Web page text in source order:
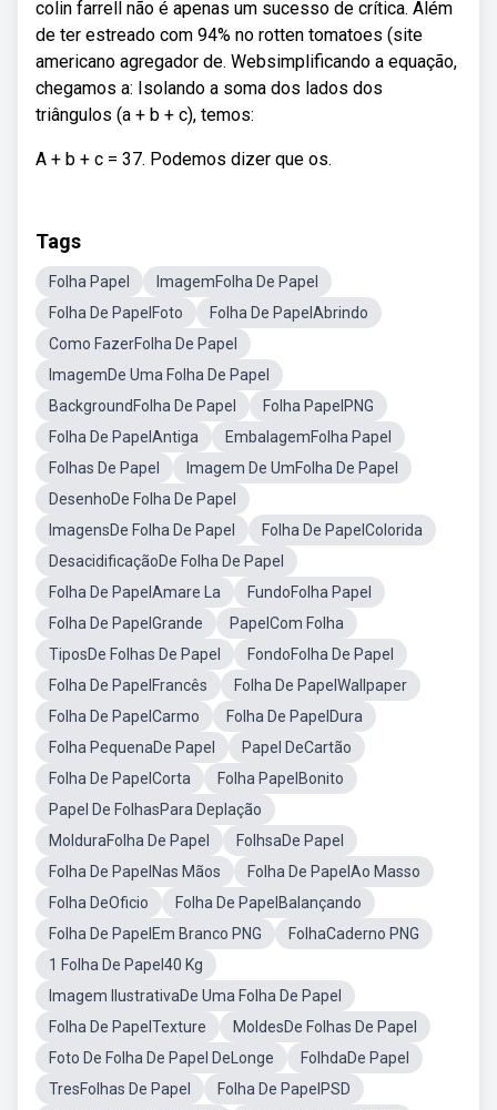
colin farrell não é apenas um sucesso de crítica. Além
de ter estreado com 94% no rotten tomatoes (site
americano agregador de. Websimplificando a equação,
chegamos a: Isolando a soma dos lados dos
triângulos (a + b + c), temos:
A + b + c = 37. Podemos dizer que os.
Tags
Folha Papel
ImagemFolha De Papel
Folha De PapelFoto
Folha De PapelAbrindo
Como FazerFolha De Papel
ImagemDe Uma Folha De Papel
BackgroundFolha De Papel
Folha PapelPNG
Folha De PapelAntiga
EmbalagemFolha Papel
Folhas De Papel
Imagem De UmFolha De Papel
DesenhoDe Folha De Papel
ImagensDe Folha De Papel
Folha De PapelColorida
DesacidificaçãoDe Folha De Papel
Folha De PapelAmare La
FundoFolha Papel
Folha De PapelGrande
PapelCom Folha
TiposDe Folhas De Papel
FondoFolha De Papel
Folha De PapelFrancês
Folha De PapelWallpaper
Folha De PapelCarmo
Folha De PapelDura
Folha PequenaDe Papel
Papel DeCartão
Folha De PapelCorta
Folha PapelBonito
Papel De FolhasPara Deplação
MolduraFolha De Papel
FolhsaDe Papel
Folha De PapelNas Mãos
Folha De PapelAo Masso
Folha DeOficio
Folha De PapelBalançando
Folha De PapelEm Branco PNG
FolhaCaderno PNG
1 Folha De Papel40 Kg
Imagem IlustrativaDe Uma Folha De Papel
Folha De PapelTexture
MoldesDe Folhas De Papel
Foto De Folha De Papel DeLonge
FolhdaDe Papel
TresFolhas De Papel
Folha De PapelPSD